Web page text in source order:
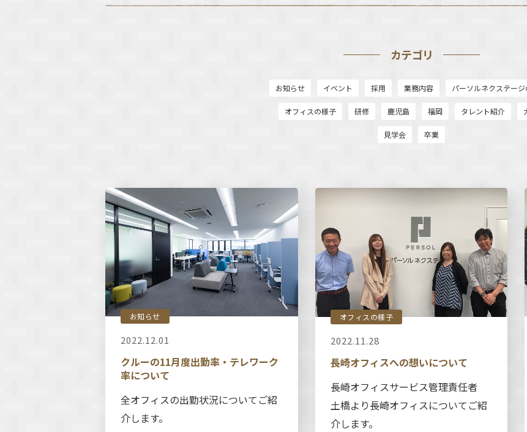
カテゴリ
お知らせ イベント 採用 業務内容 パーソルネクステージ
オフィスの様子 研修 鹿児島 福岡 タレント紹介
見学会 卒業
お知らせ
2022.12.01
クルーの11月度出勤率・テレワーク
率について
全オフィスの出勤状況についてご紹
介します。
オフィスの様子
2022.11.28
長崎オフィスへの想いについて
長崎オフィスサービス管理責任者
土橋より長崎オフィスについてご紹
介します。